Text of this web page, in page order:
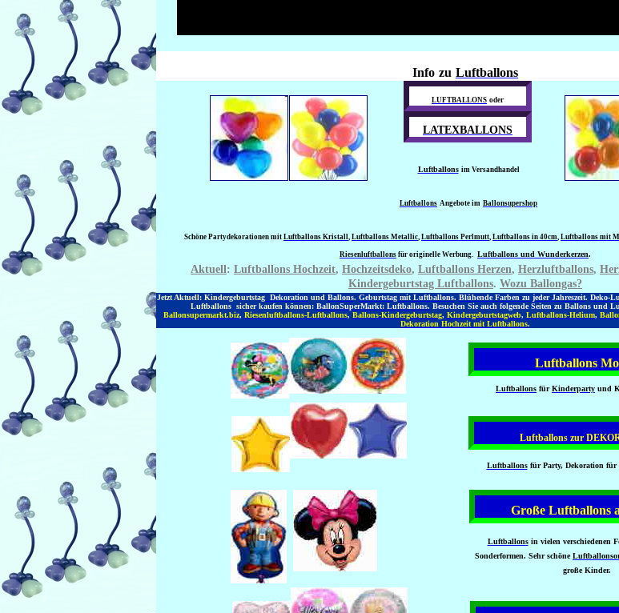
Info zu Luftballons
LUFTBALLONS oder
LATEXBALLONS
Luftballons im Versandhandel
Luftballons Angebote im Ballonsupershop
Schöne Partydekorationen mit Luftballons Kristall Luftballons Metallic Luftballons Perlmutt Luftballons in 40cm Luftballons mit
Riesenluftballons für originelle Werbung. Luftballons und Wunderkerzen.
Aktuell: Luftballons Hochzeit, Hochzeitsdeko, Luftballons Herzen, Herzluftballons,
Kindergeburtstag Luftballons. Wozu Ballongas?
Jetzt Aktuell: Kindergeburtstag Dekoration und Ballons. Geburtstag mit Luftballons. Blühende Farben zu jeder Jahreszeit. Deko-
Luftballons sicher kaufen können: BallonSuperMarkt: Luftballons. Besuchen Sie auch folgende Seiten zu Ballons und
Ballonsupermarkt.biz, Riesenluftballons-Luftballons, Ballons-Kindergeburtstag, Kindergeburtstagweb, Luftballons-Helium,
Dekoration Hochzeit mit Luftballons.
Luftballons
Luftballons fürKinderparty und
Luftballons zur
Luftballonsfür Party, Dekoration für
Große Luftballons
Luftballonsin vielen verschiedenen
Sonderformen. Sehr schöne
große Kinder.